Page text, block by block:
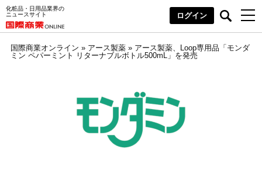
化粧品・日用品業界の
ニュースサイト
ログイン
国際商業オンライン » アース製薬» アース製薬、Loop専用品「モンダ
ミン ペパーミント リターナブルボトル500mL」を発売